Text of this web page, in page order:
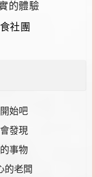
的體驗
社團
始吧
發現
事物
的老闆